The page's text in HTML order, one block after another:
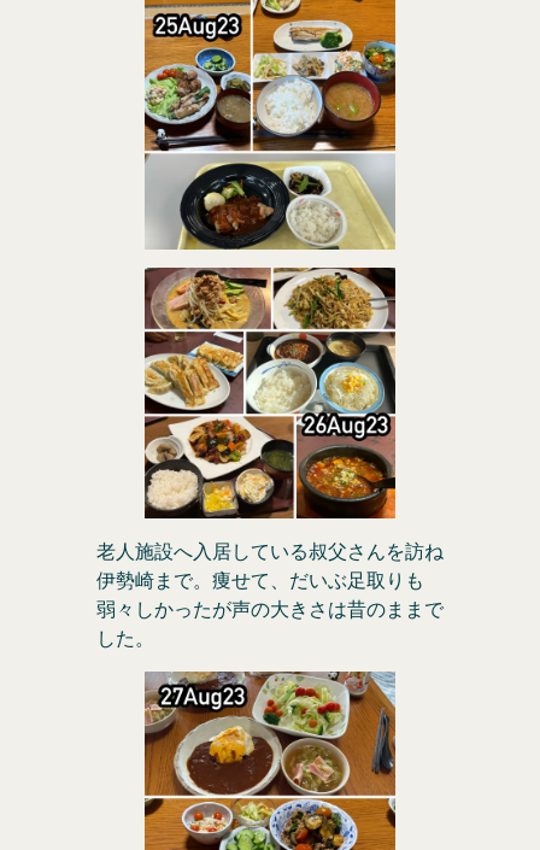
老人施設へ入居している叔父さんを訪ね
伊勢崎まで。痩せて、だいぶ足取りも
弱々しかったが声の大きさは昔のままで
した。